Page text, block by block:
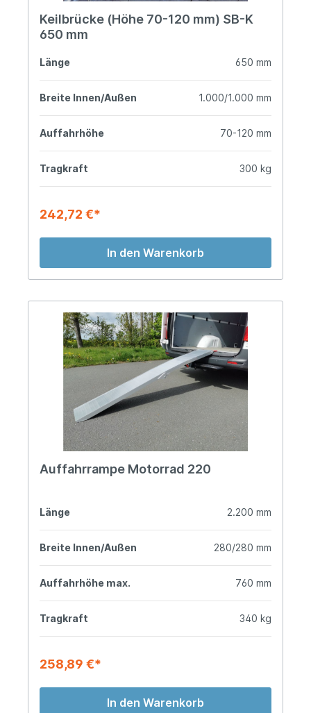
Keilbrücke (Höhe 70-120 mm) SB-K
650 mm
Länge 650 mm
Breite Innen/Außen 1.000/1.000 mm
Auffahrhöhe 70-120 mm
Tragkraft 300 kg
242,72 €*
In den Warenkorb
Auffahrrampe Motorrad 220
Länge 2.200 mm
Breite Innen/Außen 280/280 mm
Auffahrhöhe max. 760 mm
Tragkraft 340 kg
258,89 €*
In den Warenkorb